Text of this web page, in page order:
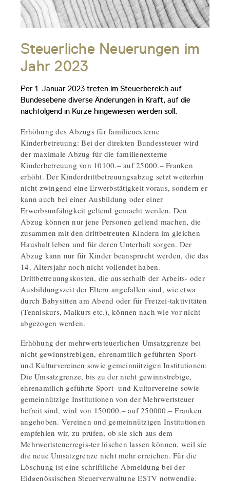
Steuerliche Neuerungen im
Jahr 2023
Per 1. Januar 2023 treten im Steuerbereich auf
Bundesebene diverse Änderungen in Kraft, auf die
nachfolgend in Kürze hingewiesen werden soll.
Erhöhung des Abzugs für familienexterne
Kinderbetreuung: Bei der direkten Bundessteuer wird
der maximale Abzug für die familienexterne
Kinderbetreuung von 10100.– auf 25000.– Franken
erhöht. Der Kinderdrittbetreuungsabzug setzt weiterhin
nicht zwingend eine Erwerbstätigkeit voraus, sondern er
kann auch bei einer Ausbildung oder einer
Erwerbsunfähigkeit geltend gemacht werden. Den
Abzug können nur jene Personen geltend machen, die
zusammen mit den drittbetreuten Kindern im gleichen
Haushalt leben und für deren Unterhalt sorgen. Der
Abzug kann nur für Kinder beansprucht werden, die das
14. Altersjahr noch nicht vollendet haben.
Drittbetreuungskosten, die ausserhalb der Arbeits- oder
Ausbildungszeit der Eltern angefallen sind, wie etwa
durch Babysitten am Abend oder für Freizei-taktivitäten
(Tenniskurs, Malkurs etc.), können nach wie vor nicht
abgezogen werden.
Erhöhung der mehrwertsteuerlichen Umsatzgrenze bei
nicht gewinnstrebigen, ehrenamtlich geführten Sport-
und Kulturvereinen sowie gemeinnützigen Institutionen:
Die Umsatzgrenze, bis zu der nicht gewinnstrebige,
ehrenamtlich geführte Sport- und Kulturvereine sowie
gemeinnützige Institutionen von der Mehrwertsteuer
befreit sind, wird von 150000.– auf 250000.– Franken
angehoben. Vereinen und gemeinnützigen Institutionen
empfehlen wir, zu prüfen, ob sie sich aus dem
Mehrwertsteuerregis-ter löschen lassen können, weil sie
die neue Umsatzgrenze nicht mehr erreichen. Für die
Löschung ist eine schriftliche Abmeldung bei der
Eidgenössischen Steuerverwaltung ESTV notwendig.